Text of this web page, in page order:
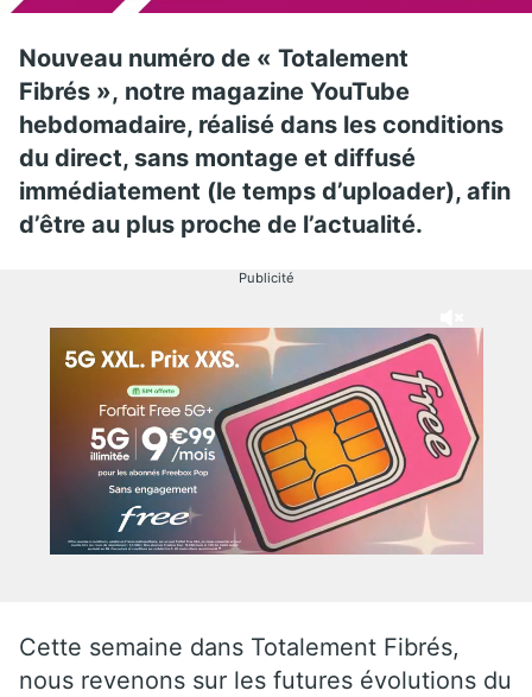
Nouveau numéro de « Totalement
Fibrés », notre magazine YouTube
hebdomadaire, réalisé dans les conditions
du direct, sans montage et diffusé
immédiatement (le temps d’uploader), afin
d’être au plus proche de l’actualité.
Publicité
Cette semaine dans Totalement Fibrés,
nous revenons sur les futures évolutions du